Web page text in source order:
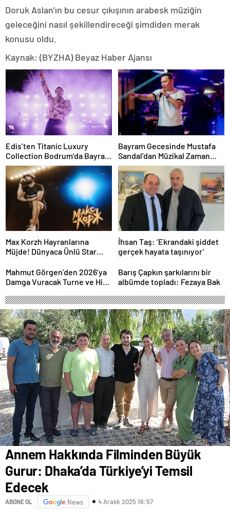
Doruk Aslan’ın bu cesur çıkışının arabesk müziğin
geleceğini nasıl şekillendireceği şimdiden merak
konusu oldu.
Kaynak: (BYZHA) Beyaz Haber Ajansı
Edis’ten Titanic Luxury
Collection Bodrum’da Bayram
Gecesine Damga Vuran
Performans
Bayram Gecesinde Mustafa
Sandal’dan Müzikal Zaman
Yolculuğu
Max Korzh Hayranlarına
Müjde! Dünyaca Ünlü Star
Performansla Hayranlarıyla
Buluşuyor
İhsan Taş: ‘Ekrandaki şiddet
gerçek hayata taşınıyor’
Mahmut Görgen’den 2026’ya
Damga Vuracak Turne ve Hit
Barış Çapkın şarkılarını bir
albümde topladı: Fezaya Bak
Annem Hakkında Filminden Büyük
Gurur: Dhaka’da Türkiye’yi Temsil
Edecek
ABONE OL News 4 Aralık 2025 16:57